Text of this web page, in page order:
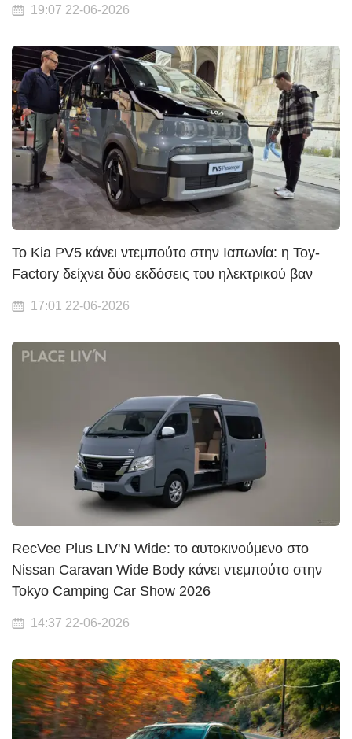
19:07 22-06-2026
Το Kia PV5 κάνει ντεμπούτο στην Ιαπωνία: η Toy-
Factory δείχνει δύο εκδόσεις του ηλεκτρικού βαν
17:01 22-06-2026
RecVee Plus LIV'N Wide: το αυτοκινούμενο στο
Nissan Caravan Wide Body κάνει ντεμπούτο στην
Tokyo Camping Car Show 2026
14:37 22-06-2026